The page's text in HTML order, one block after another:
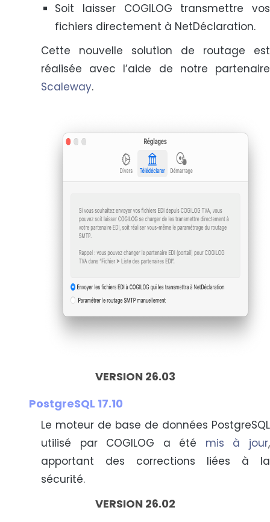
Soit laisser COGILOG transmettre vos
fichiers directement à NetDéclaration.
Cette nouvelle solution de routage est
réalisée avec l’aide de notre partenaire
Scaleway.
VERSION 26.03
PostgreSQL 17.10
Le moteur de base de données PostgreSQL
utilisé par COGILOG a été mis à jour,
apportant des corrections liées à la
sécurité.
VERSION 26.02